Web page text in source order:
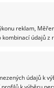
reklam,
údajů z
údajů k
k výběru